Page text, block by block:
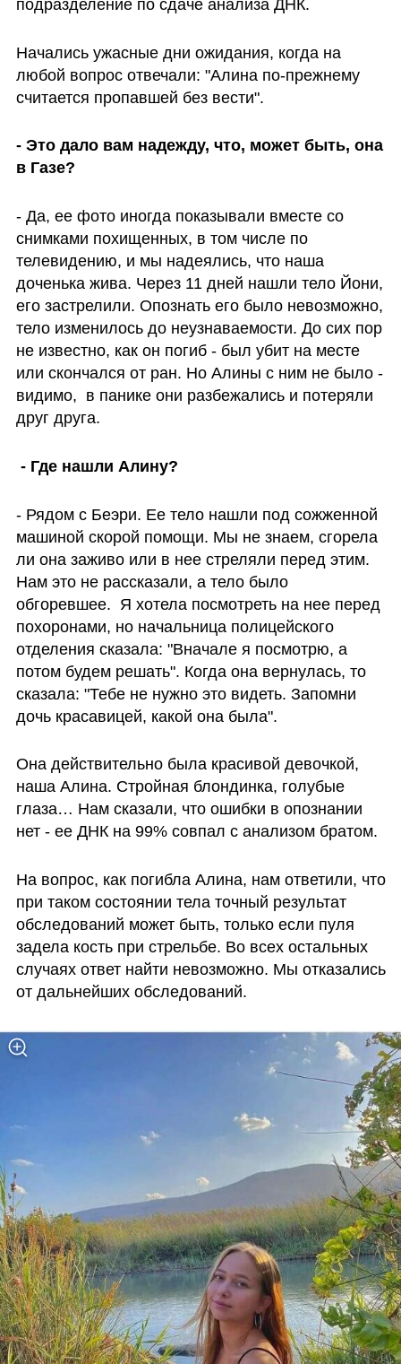
подразделение по сдаче анализа ДНК.
Начались ужасные дни ожидания, когда на
любой вопрос отвечали: "Алина по-прежнему
считается пропавшей без вести".
- Это дало вам надежду, что, может быть, она
в Газе?
- Да, ее фото иногда показывали вместе со
снимками похищенных, в том числе по
телевидению, и мы надеялись, что наша
доченька жива. Через 11 дней нашли тело Йони,
его застрелили. Опознать его было невозможно,
тело изменилось до неузнаваемости. До сих пор
не известно, как он погиб - был убит на месте
или скончался от ран. Но Алины с ним не было -
видимо,  в панике они разбежались и потеряли
друг друга.
- Где нашли Алину?
- Рядом с Беэри. Ее тело нашли под сожженной
машиной скорой помощи. Мы не знаем, сгорела
ли она заживо или в нее стреляли перед этим.
Нам это не рассказали, а тело было
обгоревшее.  Я хотела посмотреть на нее перед
похоронами, но начальница полицейского
отделения сказала: "Вначале я посмотрю, а
потом будем решать". Когда она вернулась, то
сказала: "Тебе не нужно это видеть. Запомни
дочь красавицей, какой она была".
Она действительно была красивой девочкой,
наша Алина. Стройная блондинка, голубые
глаза… Нам сказали, что ошибки в опознании
нет - ее ДНК на 99% совпал с анализом братом.
На вопрос, как погибла Алина, нам ответили, что
при таком состоянии тела точный результат
обследований может быть, только если пуля
задела кость при стрельбе. Во всех остальных
случаях ответ найти невозможно. Мы отказались
от дальнейших обследований.